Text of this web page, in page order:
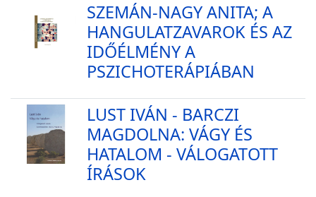
SZEMÁN-NAGY ANITA; A
HANGULATZAVAROK ÉS AZ
IDŐÉLMÉNY A
PSZICHOTERÁPIÁBAN
LUST IVÁN - BARCZI
MAGDOLNA: VÁGY ÉS
HATALOM - VÁLOGATOTT
ÍRÁSOK